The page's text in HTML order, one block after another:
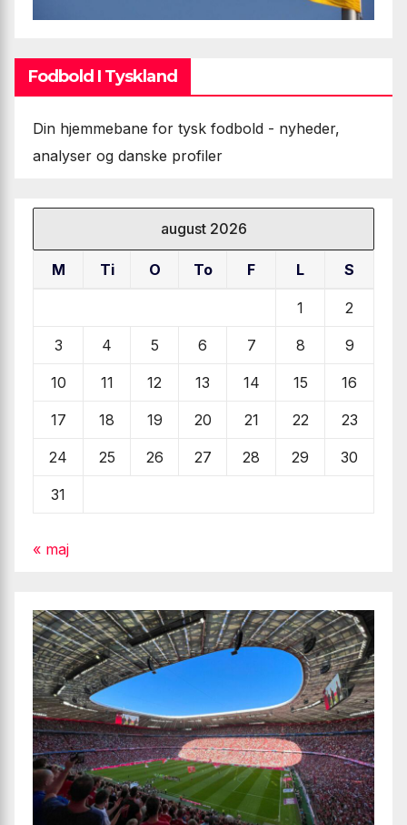
Fodbold I Tyskland
Din hjemmebane for tysk fodbold - nyheder,
analyser og danske profiler
august 2026
M Ti O To F L S
1 2
3 4 5 6 7 8 9
10 11 12 13 14 15 16
17 18 19 20 21 22 23
24 25 26 27 28 29 30
31
« maj